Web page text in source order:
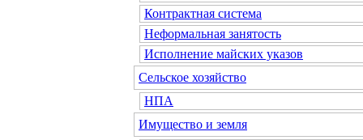
Контрактная система
Неформальная занятость
Исполнение майских указов
Сельское хозяйство
НПА
Имущество и земля